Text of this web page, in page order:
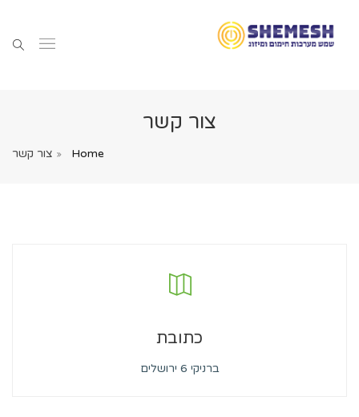
צור קשר
Home צור קשר
כתובת
ברניקי 6 ירושלים